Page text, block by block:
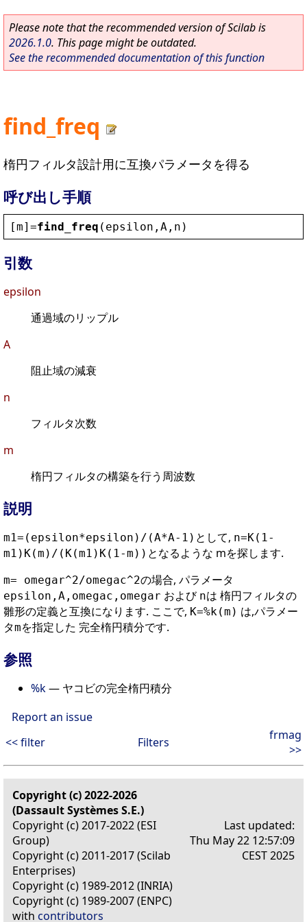
Please note that the recommended version of Scilab is
2026.1.0. This page might be outdated.
See the recommended documentation of this function
find_freq
楕円フィルタ設計用に互換パラメータを得る
呼び出し手順
[m]=find_freq ( epsilon , A , n )
引数
epsilon
通過域のリップル
A
阻止域の減衰
n
フィルタ次数
m
楕円フィルタの構築を行う周波数
説明
m1=(epsilon*epsilon)/(A*A-1) として, n=K(1-
m1)K(m)/(K(m1)K(1-m)) となるような mを探します.
m= omegar^2/omegac^2の場合, パラメータ
epsilon,A,omegac,omegar および nは 楕円フィルタの
雛形の定義と互換になります. ここで, K=%k(m) は,パラメー
タmを指定した 完全楕円積分です.
参照
%k— ヤコビの完全楕円積分
Report an issue
<< filter
Filters
frmag
>>
Copyright (c) 2022-2026
(Dassault Systèmes S.E.)
Copyright (c) 2017-2022 (ESI
Group)
Copyright (c) 2011-2017 (Scilab
Enterprises)
Copyright (c) 1989-2012 (INRIA)
Copyright (c) 1989-2007 (ENPC)
with contributors
Last updated:
Thu May 22 12:57:09
CEST 2025